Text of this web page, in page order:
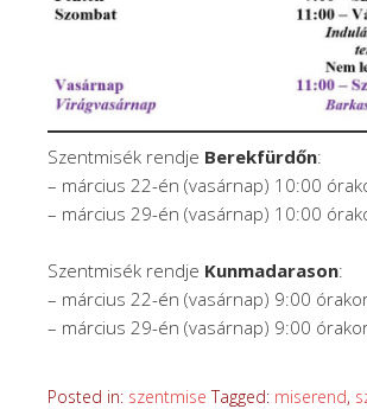
Szentmisék rendje Berekfürdőn:
– március 22-én (vasárnap) 10:00
– március 29-én (vasárnap) 10:00
Szentmisék rendje Kunmadarason:
– március 22-én (vasárnap) 9:00
– március 29-én (vasárnap) 9:00
Posted in: szentmise Tagged: miserend,